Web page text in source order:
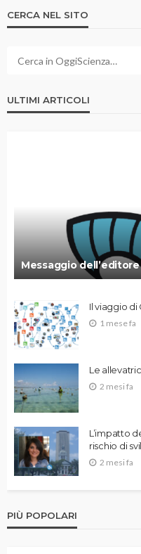
CERCA NEL SITO
ULTIMI ARTICOLI
Messaggio dell’editore
Il viaggio di
1 mese fa
Le
2 mesi fa
L’impatto
rischio di
2 mesi fa
PIÙ POPOLARI